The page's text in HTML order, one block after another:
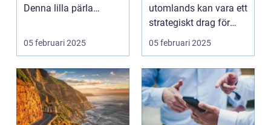
Denna lilla pärla
05 februari 2025
utomlands kan vara ett
strategiskt drag för
företa...
05 februari 2025